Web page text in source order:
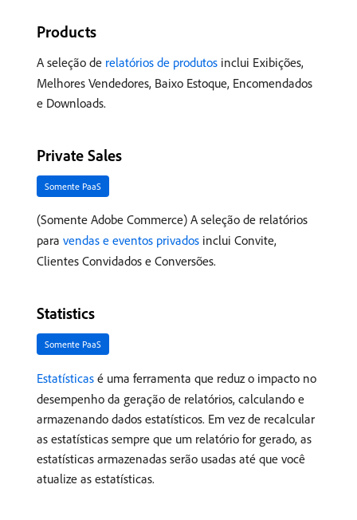
Products
A seleção de relatórios de produtos inclui Exibições,
Melhores Vendedores, Baixo Estoque, Encomendados
e Downloads.
Private Sales
Somente PaaS
(Somente Adobe Commerce) A seleção de relatórios
para vendas e eventos privados inclui Convite,
Clientes Convidados e Conversões.
Statistics
Somente PaaS
Estatísticas é uma ferramenta que reduz o impacto no
desempenho da geração de relatórios, calculando e
armazenando dados estatísticos. Em vez de recalcular
as estatísticas sempre que um relatório for gerado, as
estatísticas armazenadas serão usadas até que você
atualize as estatísticas.